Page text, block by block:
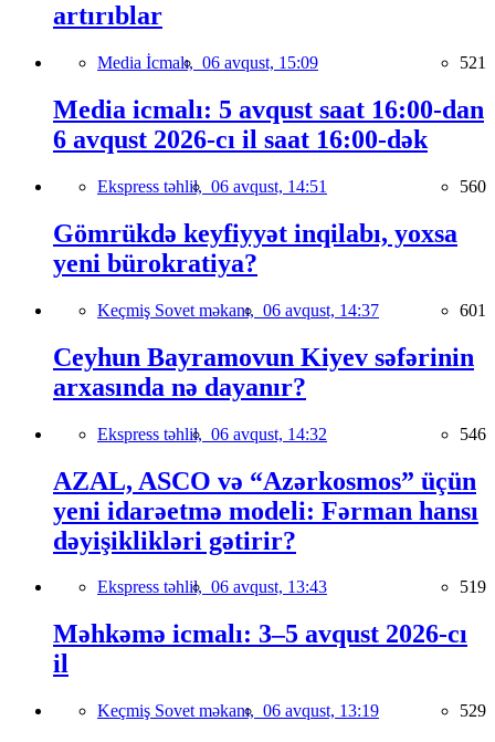
artırıblar
Media İcmalı, 06 avqust, 15:09 521
Media icmalı: 5 avqust saat 16:00-dan
6 avqust 2026-cı il saat 16:00-dək
Ekspress təhlil, 06 avqust, 14:51 560
Gömrükdə keyfiyyət inqilabı, yoxsa
yeni bürokratiya?
Keçmiş Sovet məkanı, 06 avqust, 14:37 601
Ceyhun Bayramovun Kiyev səfərinin
arxasında nə dayanır?
Ekspress təhlil, 06 avqust, 14:32 546
AZAL, ASCO və “Azərkosmos” üçün
yeni idarəetmə modeli: Fərman hansı
dəyişiklikləri gətirir?
Ekspress təhlil, 06 avqust, 13:43 519
Məhkəmə icmalı: 3–5 avqust 2026-cı
il
Keçmiş Sovet məkanı, 06 avqust, 13:19 529